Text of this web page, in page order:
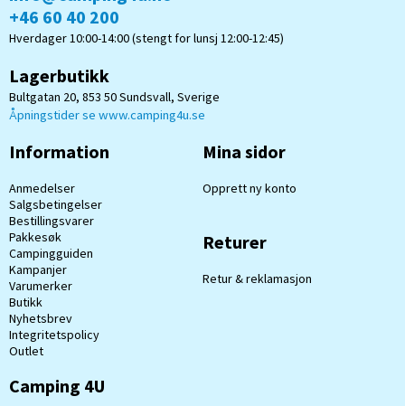
+46 60 40 200
Hverdager 10:00-14:00 (stengt for lunsj 12:00-12:45)
Lagerbutikk
Bultgatan 20, 853 50 Sundsvall, Sverige
Åpningstider se www.camping4u.se
Information
Anmedelser
Salgsbetingelser
Bestillingsvarer
Pakkesøk
Campingguiden
Kampanjer
Varumerker
Butikk
Nyhetsbrev
Integritetspolicy
Outlet
Mina sidor
Opprett ny konto
Returer
Retur & reklamasjon
Camping 4U